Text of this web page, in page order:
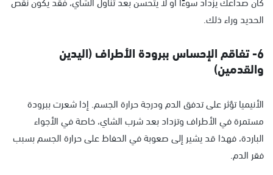
الحديد وراء ذلك.
6- تفاقم الإحساس ببرودة الأطراف (اليدين
والقدمين)
الأنيميا تؤثر على تدفق الدم ودرجة حرارة الجسم. إذا شعرت ببرودة
مستمرة في الأطراف وتزداد بعد شرب الشاي، خاصة في الأجواء
الباردة، فهذا قد يشير إلى صعوبة في الحفاظ على حرارة الجسم بسبب
فقر الدم.